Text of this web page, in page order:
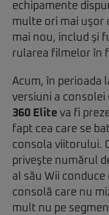
echipamente
multe ori mai uşor
mai nou, includ şi
rularea filmelor în
Acum, în perioada
versiuni a
360 Elite va fi
fapt cea care se
consola viitorului.
priveşte numărul
al său Wii
consolă care nu
mult nu pe